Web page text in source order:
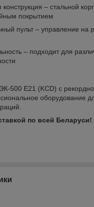
– стальной
покрытием
пульт – управление на
– подходит для
500 E21 (KCD) с
оборудование
по всей Беларуси!